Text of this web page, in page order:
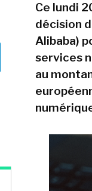
Ce lundi
décision
Alibaba)
services
au